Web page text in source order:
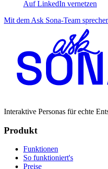
Auf LinkedIn vernetzen
Mit dem Ask Sona-Team
Interaktive Personas für echte
Produkt
Funktionen
So funktioniert's
Preise